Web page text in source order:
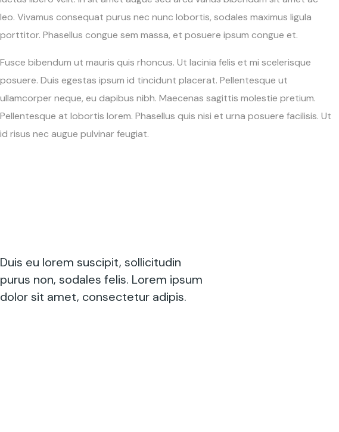
leo. Vivamus consequat purus nec nunc lobortis, sodales maximus ligula
porttitor. Phasellus congue sem massa, et posuere ipsum congue et.
Fusce bibendum ut mauris quis rhoncus. Ut lacinia felis et mi scelerisque
posuere. Duis egestas ipsum id tincidunt placerat. Pellentesque ut
ullamcorper neque, eu dapibus nibh. Maecenas sagittis molestie pretium.
Pellentesque at lobortis lorem. Phasellus quis nisi et urna posuere facilisis. Ut
id risus nec augue pulvinar feugiat.
Duis eu lorem suscipit, sollicitudin
purus non, sodales felis. Lorem ipsum
dolor sit amet, consectetur adipis.